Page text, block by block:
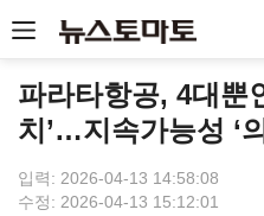
파라타항공, 4대뿐
치’…지속가능성 ‘
입력: 2026-04-13 14:58:08
수정: 2026-04-13 15:12:01